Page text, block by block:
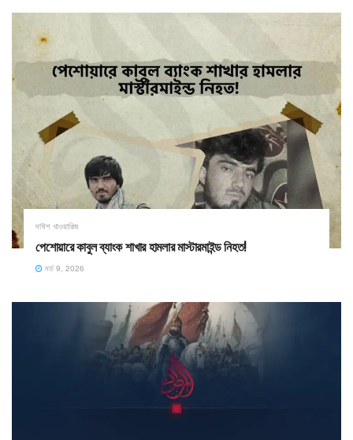
দাঈশ খাওয়ারিজ
পেশোয়ারে কাবুল ব্যাংক শাখার হামলার মাস্টারমাইন্ড নিহত!
মার্চ 9, 2026